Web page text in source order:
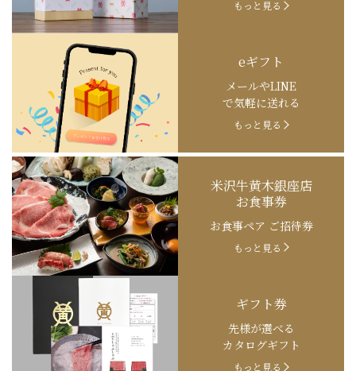
もっと見る
eギフト
メールやLINE
で気軽に送れる
もっと見る
米沢牛黄木銀座店
お食事券
お食事ペア ご招待券
もっと見る
ギフト券
先様が選べる
カタログギフト
もっと見る